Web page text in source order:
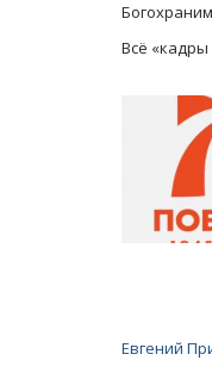
Всё
Евгений